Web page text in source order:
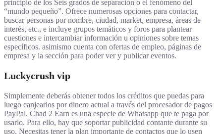
principio de los Seis grados de separación o el fenómeno del
“mundo pequeño”. Ofrece numerosas opciones para contactar,
buscar personas por nombre, ciudad, market, empresa, áreas de
interés, etc., e incluye grupos temáticos y foros para plantear
cuestiones e intercambiar información u opiniones sobre temas
específicos. asimismo cuenta con ofertas de empleo, páginas de
empresa y la sección para poder ver y publicar eventos.
Luckycrush vip
Simplemente deberás obtener todos los créditos que puedas para
luego canjearlos por dinero actual a través del procesador de pagos
PayPal. Chad 2 Earn es una especie de Whatsapp que te paga por
usarlo. Para ello, hay que soportar publicidad contante durante su
uso. Necesitas tener la plan importante de contactos que lo usen